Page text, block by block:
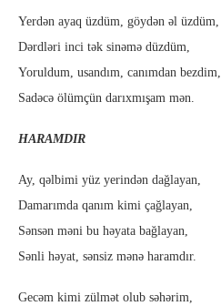
Yerdən ayaq üzdüm, göydən əl üzdüm,
Dərdləri inci tək sinəmə düzdüm,
Yoruldum, usandım, canımdan bezdim,
Sadəcə ölümçün darıxmışam mən.
HARAMDIR
Ay, qəlbimi yüz yerindən dağlayan,
Damarımda qanım kimi çağlayan,
Sənsən məni bu həyata bağlayan,
Sənli həyat, sənsiz mənə haramdır.
Gecəm kimi zülmət olub səhərim,